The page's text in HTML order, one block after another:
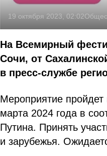
19 октября 2023, 02:02
На Всемирный
Сочи, от
в пресс-службе
Мероприятие
марта 2024 года в
Путина. Принять
и зарубежья.